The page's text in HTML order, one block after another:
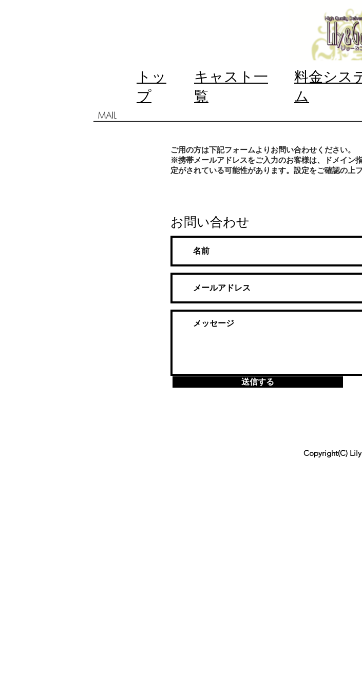
トッ
プ
キャスト一
覧
料金シス
ム
ご用の方は下記フォームよりお問い合わせください。
※携帯メールアドレスをご入力のお客様は、ドメイン
定がされている可能性があります。設定をご確認の上
お問い合わせ
送信する
Copyright(C)